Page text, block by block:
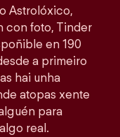
Astrolóxico,
con foto, Tinder
en 190
a primeiro
hai unha
atopas xente
para
real.